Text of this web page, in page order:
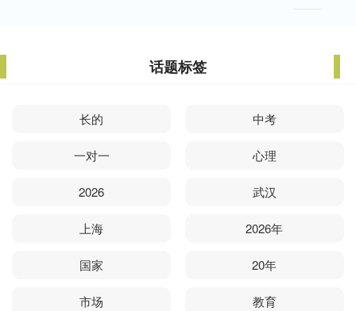
话题标签
长的 中考
一对一 心理
2026 武汉
上海 2026年
国家 20年
市场 教育